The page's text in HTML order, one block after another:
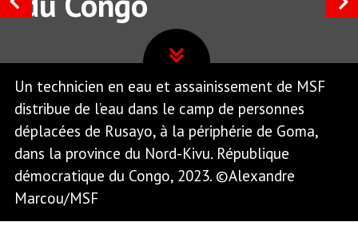
Un technicien en eau et assainissement de MSF
distribue de l’eau dans le camp de personnes
déplacées de Rusayo, à la périphérie de Goma,
dans la province du Nord-Kivu. République
démocratique du Congo, 2023. ©Alexandre
Marcou/MSF